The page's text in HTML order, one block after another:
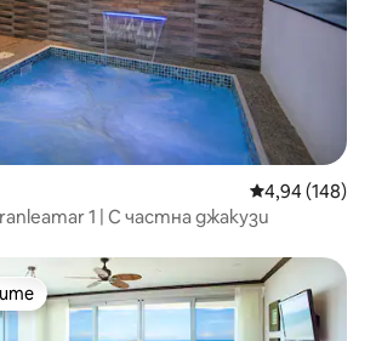
Средна
4,94 (148)
1 | С частна джакузи